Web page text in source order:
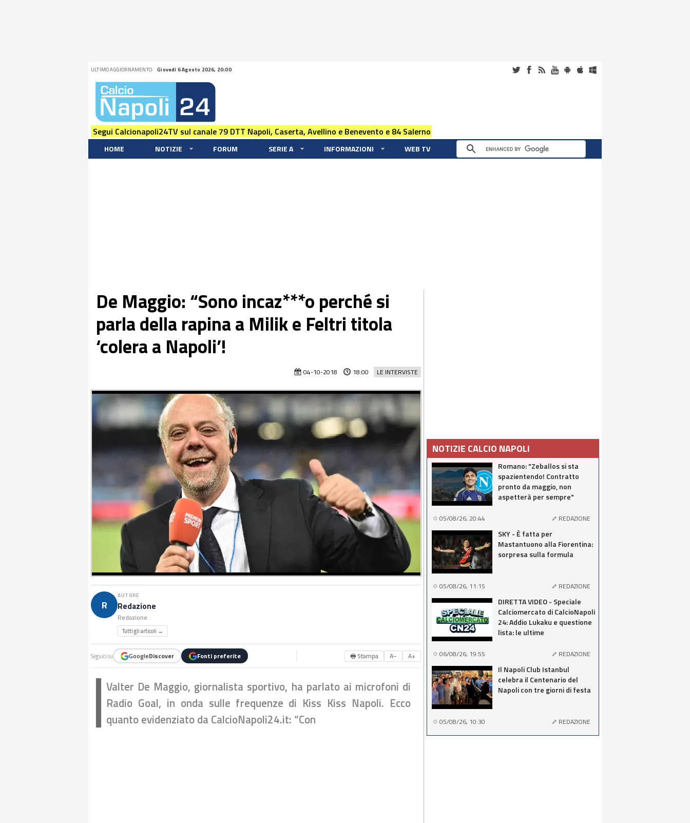
ULTIMO AGGIORNAMENTO: Giovedi 6 Agosto 2026, 20:00
Segui Calcionapoli24TV sul canale 79 DTT Napoli, Caserta, Avellino e Benevento e 84 Salerno
HOME NOTIZIE FORUM SERIE A INFORMAZIONI WEB TV
De Maggio: “Sono incaz***o perché si
parla della rapina a Milik e Feltri titola
‘colera a Napoli’!
LE INTERVISTE
04-10-2018 18:00
R
AUTORE
Redazione
Redazione
Tutti gli articoli →
Seguici su GoogleDiscover Fonti preferite 🖶 Stampa A− A+
Valter De Maggio, giornalista sportivo, ha parlato ai microfoni di
Radio Goal, in onda sulle frequenze di Kiss Kiss Napoli. Ecco
quanto evidenziato da CalcioNapoli24.it: “Con
NOTIZIE CALCIO NAPOLI
Romano: "Zeballos si sta
spazientendo! Contratto
pronto da maggio, non
aspetterà per sempre"
05/08/26, 20:44 REDAZIONE
SKY - È fatta per
Mastantuono alla Fiorentina:
sorpresa sulla formula
05/08/26, 11:15 REDAZIONE
DIRETTA VIDEO - Speciale
Calciomercato di CalcioNapoli
24: Addio Lukaku e questione
lista: le ultime
06/08/26, 19:55 REDAZIONE
Il Napoli Club Istanbul
celebra il Centenario del
Napoli con tre giorni di festa
05/08/26, 10:30 REDAZIONE